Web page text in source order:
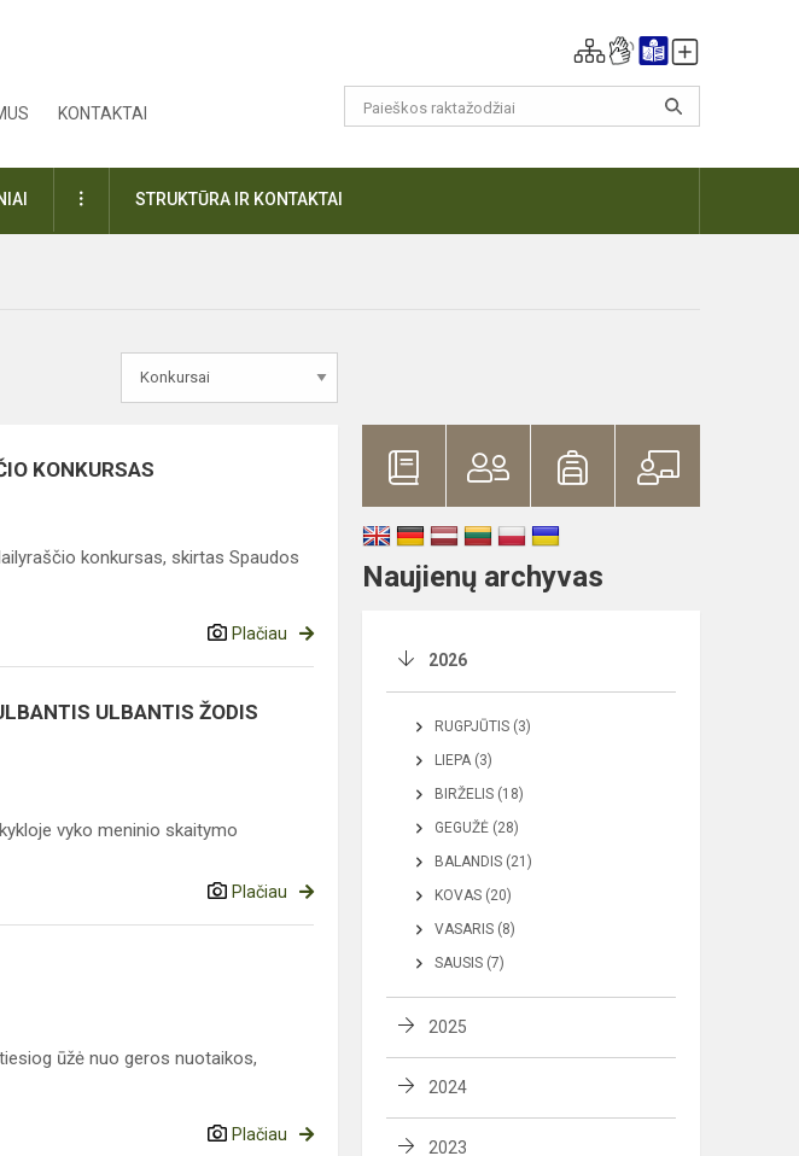
KONTAKTAI
DAUGIAUSTRUKTŪRA IR KONTAKTAI
KONKURSAS
konkursas, skirtas Spaudos
Plačiau
ULBANTIS ŽODIS
vyko meninio skaitymo
Plačiau
ūžė nuo geros nuotaikos,
Plačiau
Naujienų archyvas
2026
RUGPJŪTIS (3)
LIEPA (3)
BIRŽELIS (18)
GEGUŽĖ (28)
BALANDIS (21)
KOVAS (20)
VASARIS (8)
SAUSIS (7)
2025
2024
2023